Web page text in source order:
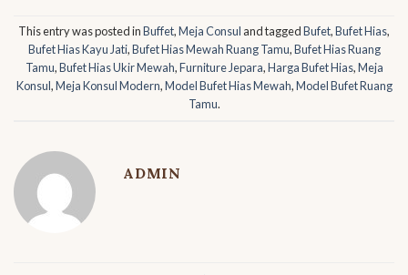
This entry was posted inBuffet,Meja Consul and taggedBufet,Bufet Hias,
Bufet Hias Kayu Jati,Bufet Hias Mewah Ruang Tamu,Bufet Hias Ruang
Tamu,Bufet Hias Ukir Mewah,Furniture Jepara,Harga Bufet Hias,Meja
Konsul,Meja Konsul Modern,Model Bufet Hias Mewah,Model Bufet Ruang
Tamu.
ADMIN